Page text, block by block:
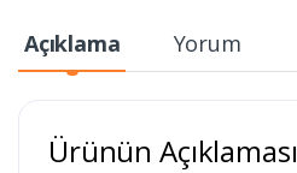
Açıklama Yorum
Ürünün Açıklaması